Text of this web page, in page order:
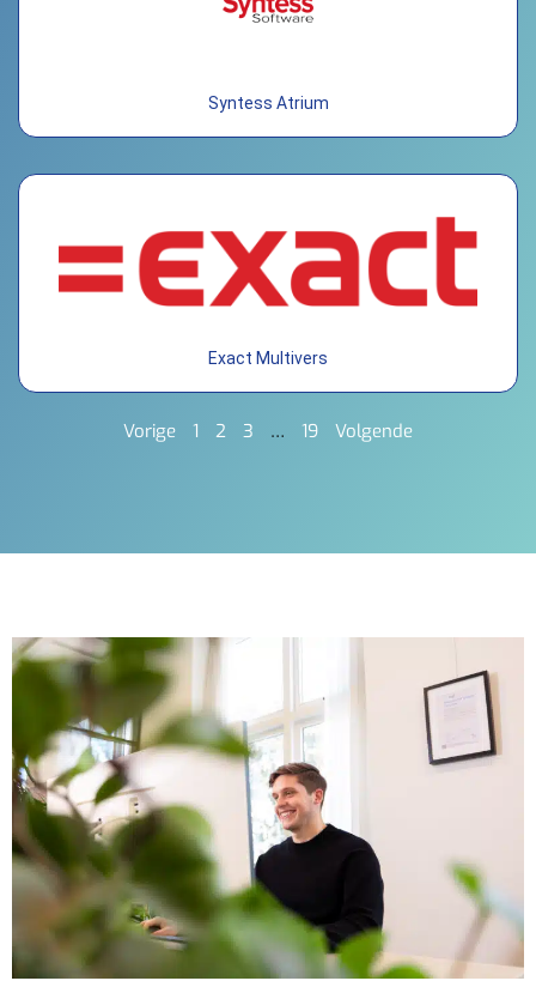
Syntess Atrium
Exact Multivers
Vorige 1 2 3 … 19 Volgende